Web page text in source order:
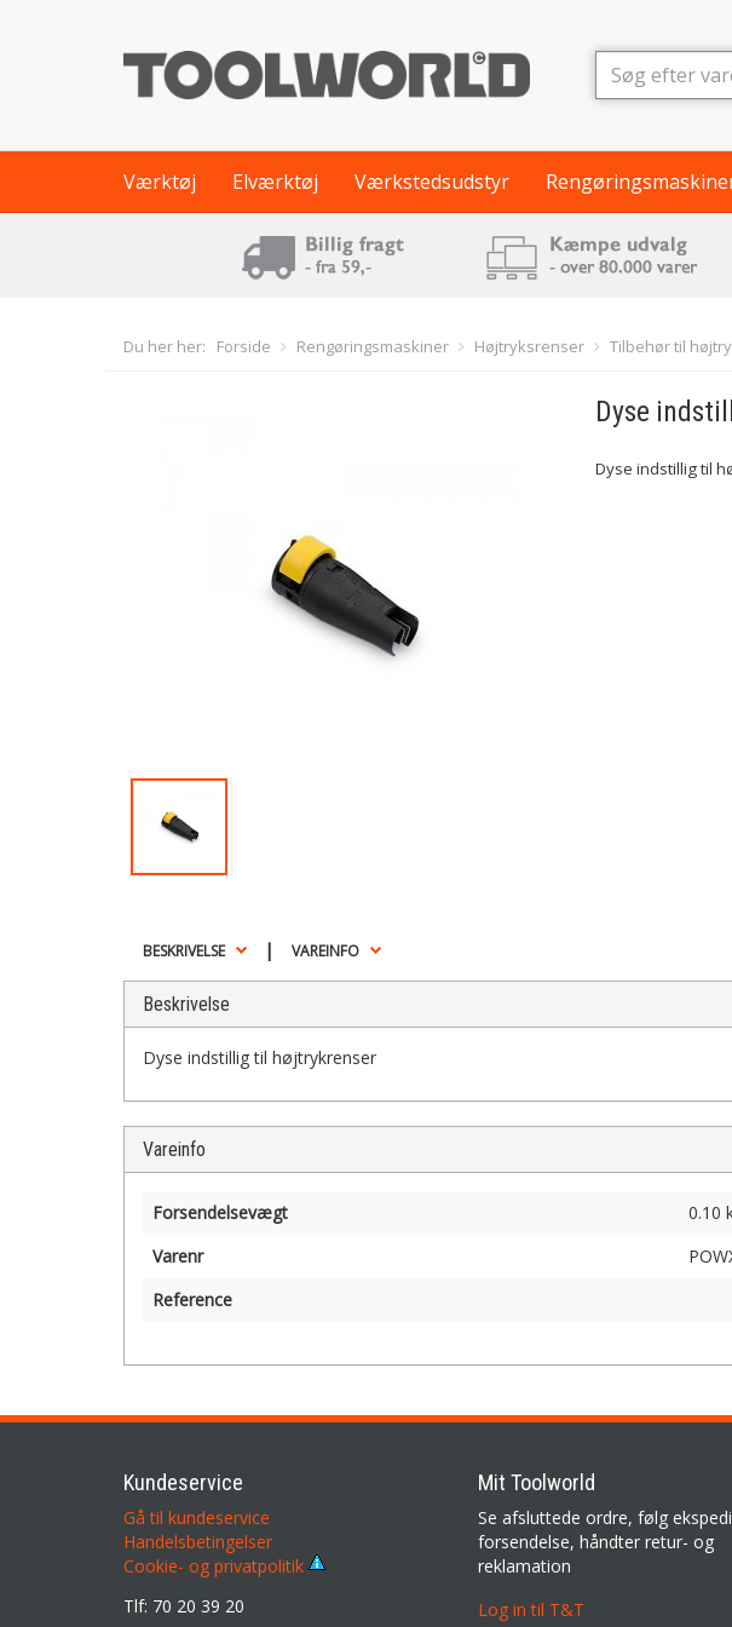
Værktøj Elværktøj Værkstedsudstyr
Du her her: Forside Rengøringsmaskiner Højtryksrenser Tilbehør til
Dyse
Dyse indstillig til
BESKRIVELSE | VAREINFO
Beskrivelse
Dyse indstillig til højtrykrenser
Vareinfo
Forsendelsevægt
0.10
Varenr
Reference
Kundeservice
Gå til kundeservice
Handelsbetingelser
Cookie- og privatpolitik
Tlf: 70 20 39 20
Mit Toolworld
Se afsluttede ordre, følg
forsendelse, håndter retur- og
reklamation
Log in til T&T